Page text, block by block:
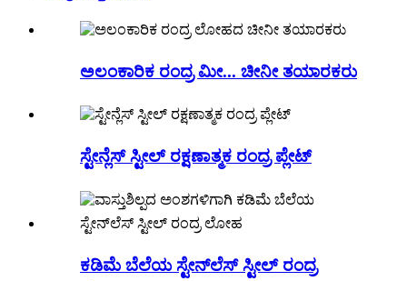
ಅಲಂಕಾರಿಕ ರಂದ್ರ ಮೀ... ಚೀನೀ ತಯಾರಕರು
ಸ್ಟೇನ್ಲೆಸ್ ಸ್ಟೀಲ್ ರಕ್ಷಣಾತ್ಮಕ ರಂದ್ರ ಪ್ಲೇಟ್
ಕಡಿಮೆ ಬೆಲೆಯ ಸ್ಟೇನ್‌ಲೆಸ್ ಸ್ಟೀಲ್ ರಂದ್ರ